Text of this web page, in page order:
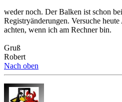
weder noch. Der Balken ist schon
Registryänderungen. Versuche
achten, wenn ich am Rechner bin.
Gruß
Robert
Nach oben